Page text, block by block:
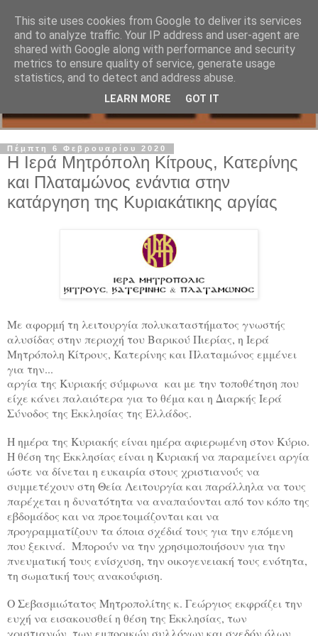
Πέμπτη 6 Φεβρουαρίου 2020
Η Ιερά Μητρόπολη Κίτρους, Κατερίνης
και Πλαταμώνος ενάντια στην
κατάργηση της Κυριακάτικης αργίας
Με αφορμή τη λειτουργία πολυκαταστήματος γνωστής
αλυσίδας στην περιοχή του Βαρικού Πιερίας, η Ιερά
Μητρόπολη Κίτρους, Κατερίνης και Πλαταμώνος εμμένει
για την...
αργία της Κυριακής σύμφωνα και με την τοποθέτηση που
είχε κάνει παλαιότερα για το θέμα και η Διαρκής Ιερά
Σύνοδος της Εκκλησίας της Ελλάδος.
Η ημέρα της Κυριακής είναι ημέρα αφιερωμένη στον Κύριο.
Η θέση της Εκκλησίας είναι η Κυριακή να παραμείνει αργία
ώστε να δίνεται η ευκαιρία στους χριστιανούς να
συμμετέχουν στη Θεία Λειτουργία και παράλληλα να τους
παρέχεται η δυνατότητα να αναπαύονται από τον κόπο της
εβδομάδος και να προετοιμάζονται και να
προγραμματίζουν τα όποια σχέδιά τους για την επόμενη
που ξεκινά. Μπορούν να την χρησιμοποιήσουν για την
πνευματική τους ενίσχυση, την οικογενειακή τους ενότητα,
τη σωματική τους ανακούφιση.
Ο Σεβασμιώτατος Μητροπολίτης κ. Γεώργιος εκφράζει την
ευχή να εισακουσθεί η θέση της Εκκλησίας, των
χριστιανών, των εμπορικών συλλόγων και σχεδόν όλων
This site uses cookies from Google to deliver its services
and to analyze traffic. Your IP address and user-agent are
shared with Google along with performance and security
metrics to ensure quality of service, generate usage
statistics, and to detect and address abuse.
LEARN MORE GOT IT